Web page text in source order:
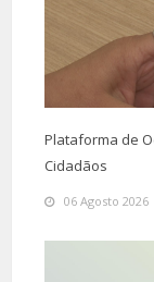
Plataforma de
Cidadãos
06 Agosto 2026